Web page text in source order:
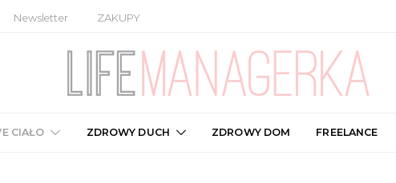
Newsletter ZAKUPY
CIAŁO ZDROWY DUCH ZDROWY DOM FREELANCE